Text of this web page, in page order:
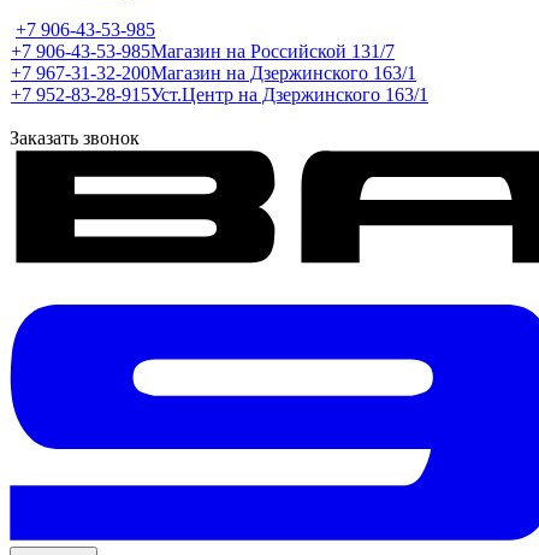
+7 906-43-53-985
+7 906-43-53-985Магазин на Российской 131/7
+7 967-31-32-200Магазин на Дзержинского 163/1
+7 952-83-28-915Уст.Центр на Дзержинского 163/1
Заказать звонок